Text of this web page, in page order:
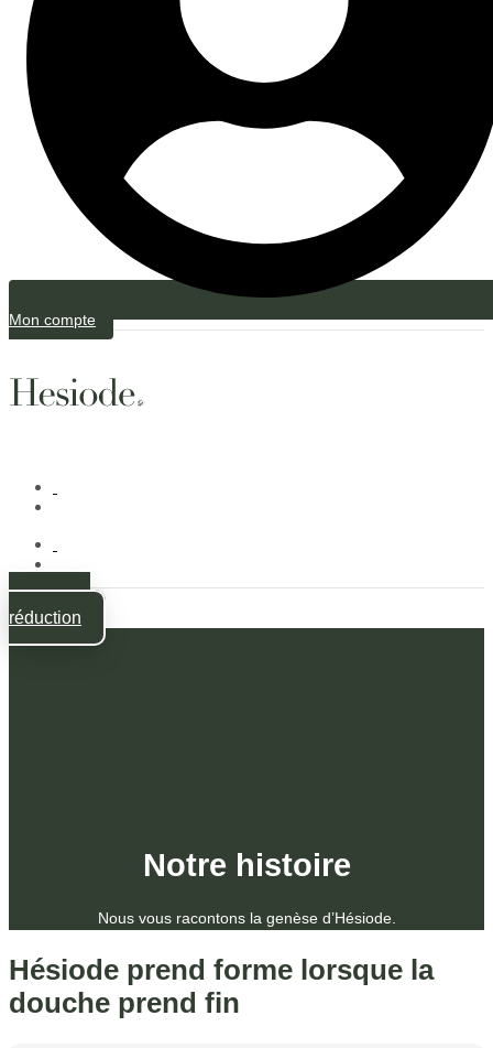
Mon compte
-10% de
réduction
Notre histoire
Nous vous racontons la genèse d’Hésiode.
Hésiode prend forme lorsque la
douche prend fin